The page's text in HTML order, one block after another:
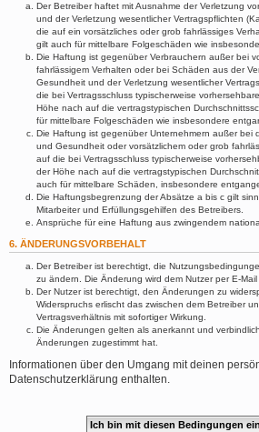
Der Betreiber haftet mit Ausnahme der Verletzung
und der Verletzung wesentlicher Vertragspflichten
die auf ein vorsätzliches oder grob fahrlässiges
gilt auch für mittelbare Folgeschäden wie
Die Haftung ist gegenüber Verbrauchern außer bei
fahrlässigem Verhalten oder bei Schäden aus der
Gesundheit und der Verletzung wesentlicher
die bei Vertragsschluss typischerweise
Höhe nach auf die vertragstypischen
für mittelbare Folgeschäden wie insbesondere
Die Haftung ist gegenüber Unternehmern außer bei
und Gesundheit oder vorsätzlichem oder grob
auf die bei Vertragsschluss typischerweise
der Höhe nach auf die vertragstypischen
auch für mittelbare Schäden, insbesondere
Die Haftungsbegrenzung der Absätze a bis c gilt
Mitarbeiter und Erfüllungsgehilfen des Betreibers.
Ansprüche für eine Haftung aus zwingendem
6. ÄNDERUNGSVORBEHALT
Der Betreiber ist berechtigt, die
zu ändern. Die Änderung wird dem Nutzer per E-Mail
Der Nutzer ist berechtigt, den Änderungen zu
Widerspruchs erlischt das zwischen dem Betreiber
Vertragsverhältnis mit sofortiger Wirkung.
Die Änderungen gelten als anerkannt und
Änderungen zugestimmt hat.
Informationen über den Umgang mit deinen
Datenschutzerklärung enthalten.